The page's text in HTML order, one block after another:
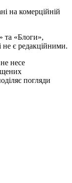
на комерційній
та «Блоги»,
не є редакційними.
несе
погляди